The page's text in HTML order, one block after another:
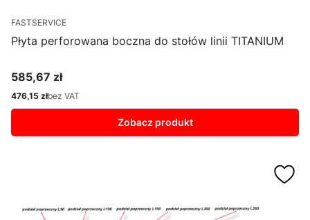
FASTSERVICE
Płyta perforowana boczna do stołów linii TITANIUM
Cena
585,67 zł
Cena
476,15 złbez VAT
Zobacz produkt